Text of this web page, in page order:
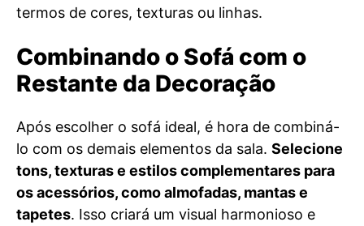
termos de cores, texturas ou linhas.
Combinando o Sofá com o
Restante da Decoração
Após escolher o sofá ideal, é hora de combiná-
lo com os demais elementos da sala. Selecione
tons, texturas e estilos complementares para
os acessórios, como almofadas, mantas e
tapetes. Isso criará um visual harmonioso e